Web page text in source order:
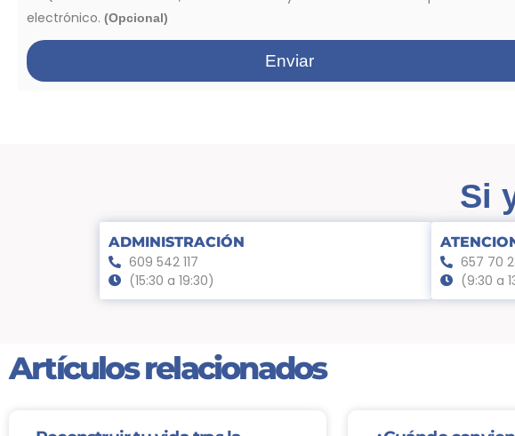
electrónico. (Opcional)
Enviar
Si
ADMINISTRACIÓN
609 542 117
(15:30 a 19:30)
657 70
(9:30 a
Artículos relacionados